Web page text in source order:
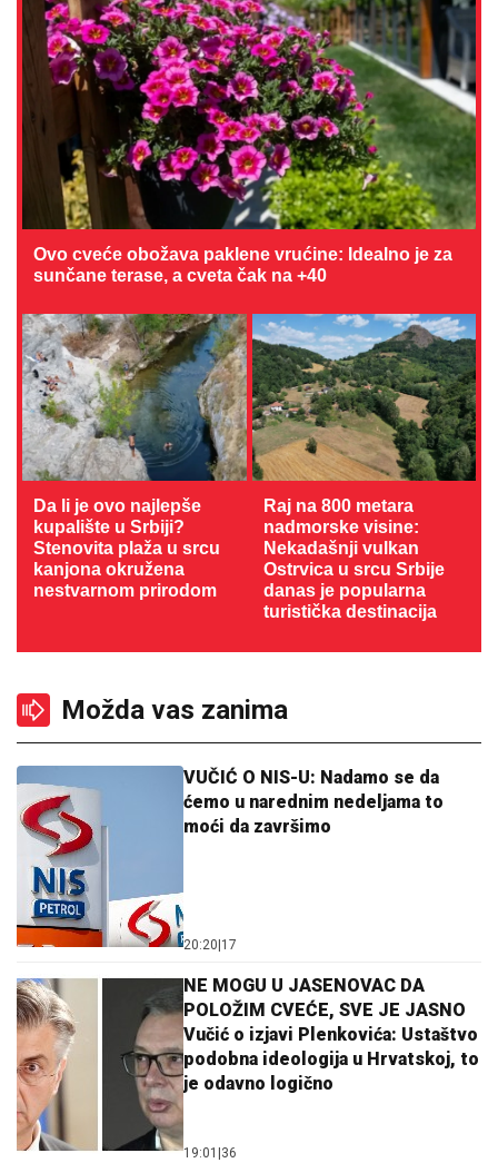
Ovo cveće obožava paklene vrućine: Idealno je za
sunčane terase, a cveta čak na +40
Da li je ovo najlepše
kupalište u Srbiji?
Stenovita plaža u srcu
kanjona okružena
nestvarnom prirodom
Raj na 800 metara
nadmorske visine:
Nekadašnji vulkan
Ostrvica u srcu Srbije
danas je popularna
turistička destinacija
Možda vas zanima
VUČIĆ O NIS-U: Nadamo se da
ćemo u narednim nedeljama to
moći da završimo
20:20 17
NE MOGU U JASENOVAC DA
POLOŽIM CVEĆE, SVE JE JASNO
Vučić o izjavi Plenkovića: Ustaštvo
podobna ideologija u Hrvatskoj, to
je odavno logično
19:01 36